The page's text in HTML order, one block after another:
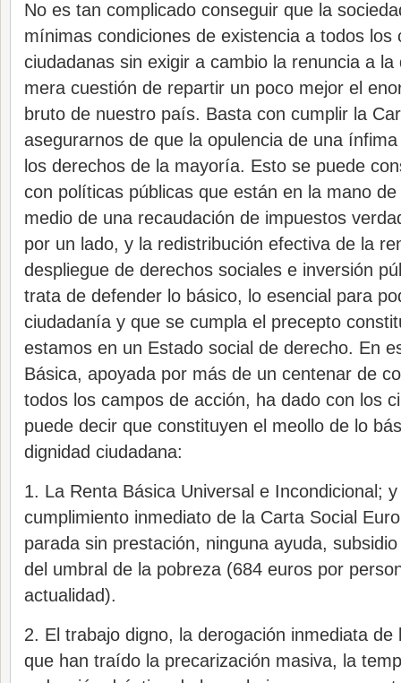
No es tan complicado conseguir que la
mínimas condiciones de existencia a todos los
ciudadanas sin exigir a cambio la renuncia a la
mera cuestión de repartir un poco mejor el
bruto de nuestro país. Basta con cumplir la
asegurarnos de que la opulencia de una
los derechos de la mayoría. Esto se puede
con políticas públicas que están en la mano
medio de una recaudación de impuestos
por un lado, y la redistribución efectiva de la
despliegue de derechos sociales e inversión
trata de defender lo básico, lo esencial para
ciudadanía y que se cumpla el precepto
estamos en un Estado social de derecho. En
Básica, apoyada por más de un centenar de
todos los campos de acción, ha dado con los
puede decir que constituyen el meollo de lo
dignidad ciudadana:
1. La Renta Básica Universal e Incondicional;
cumplimiento inmediato de la Carta Social
parada sin prestación, ninguna ayuda,
del umbral de la pobreza (684 euros por
actualidad).
2. El trabajo digno, la derogación inmediata
que han traído la precarización masiva, la